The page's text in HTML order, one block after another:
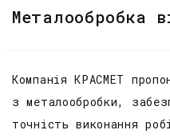
Металообробка
Компанія КРАСМЕТ
з металообробки,
точність виконання